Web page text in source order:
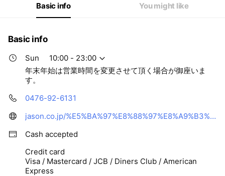
年末年始は営業時間を変更させて頂く場合が御座います。
Basic info You might like
Basic info
Sun
10:00 - 23:00
年末年始は営業時間を変更させて頂く場合が御座いま
す。
0476-92-6131
jason.co.jp/%E5%BA%97%E8%88%97%E8%A9%B3%E7%B4%B0-%E5%AF%8C%E9%87%8C%E5%BA%97/
Cash accepted
Credit card
Visa / Mastercard / JCB / Diners Club / American
Express